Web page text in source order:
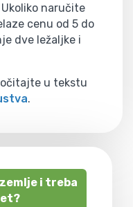
naručite
cenu od 5 do
dve ležaljke i
u tekstu
.
i treba